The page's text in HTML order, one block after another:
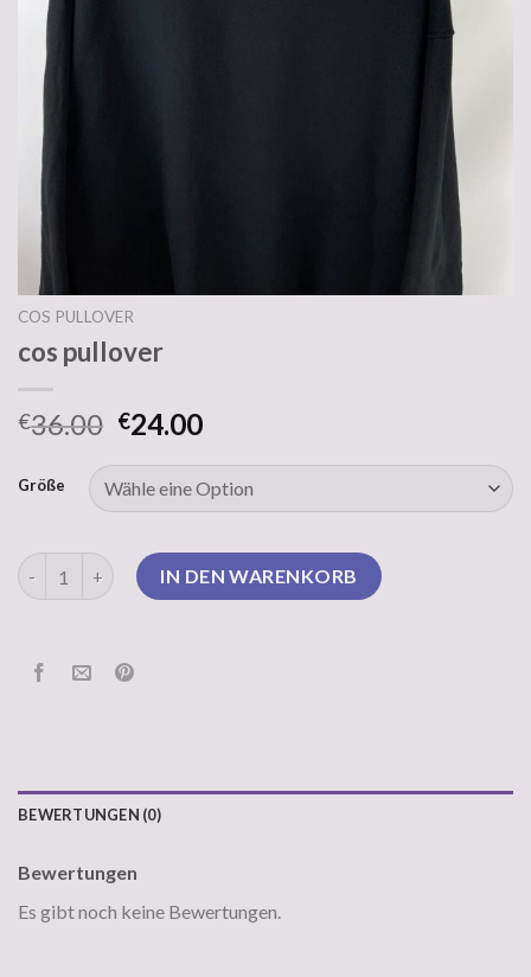
COS PULLOVER
cos pullover
€36.00 €24.00
Größe
cos pullover MengeIN DEN WARENKORB
BEWERTUNGEN (0)
Bewertungen
Es gibt noch keine Bewertungen.